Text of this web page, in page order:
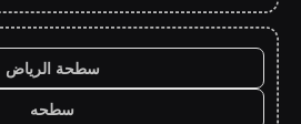
سطحة الرياض
سطحه